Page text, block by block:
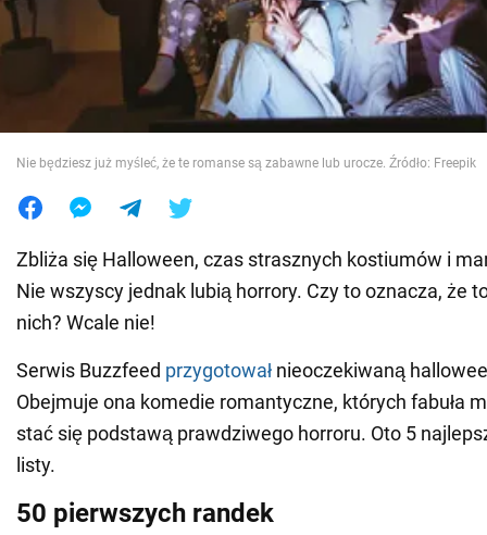
Wojna na Ukrainie
Jedzenie
Nie będziesz już myśleć, że te romanse są zabawne lub urocze. Źródło: Freepik
Zbliża się Halloween, czas strasznych kostiumów i
Nie wszyscy jednak lubią horrory. Czy to oznacza, że
nich? Wcale nie!
Serwis Buzzfeed przygotował nieoczekiwaną
Obejmuje ona komedie romantyczne, których fabuła
stać się podstawą prawdziwego horroru. Oto 5
listy.
50 pierwszych randek